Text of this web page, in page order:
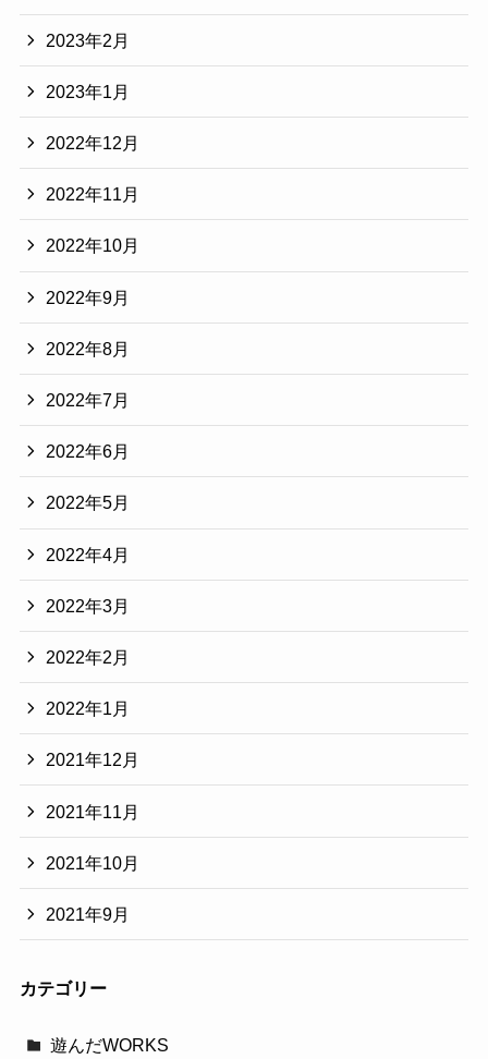
2023年2月
2023年1月
2022年12月
2022年11月
2022年10月
2022年9月
2022年8月
2022年7月
2022年6月
2022年5月
2022年4月
2022年3月
2022年2月
2022年1月
2021年12月
2021年11月
2021年10月
2021年9月
カテゴリー
遊んだWORKS